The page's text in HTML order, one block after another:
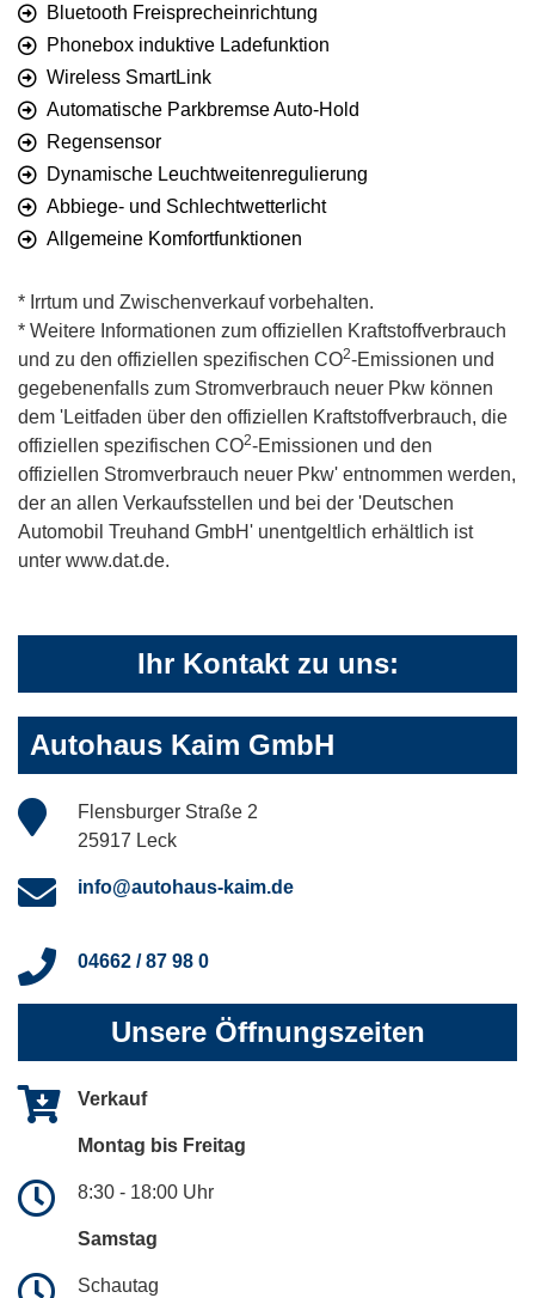
Bluetooth Freisprecheinrichtung
Phonebox induktive Ladefunktion
Wireless SmartLink
Automatische Parkbremse Auto-Hold
Regensensor
Dynamische Leuchtweitenregulierung
Abbiege- und Schlechtwetterlicht
Allgemeine Komfortfunktionen
* Irrtum und Zwischenverkauf vorbehalten.
* Weitere Informationen zum offiziellen Kraftstoffverbrauch
und zu den offiziellen spezifischen CO2-Emissionen und
gegebenenfalls zum Stromverbrauch neuer Pkw können
dem 'Leitfaden über den offiziellen Kraftstoffverbrauch, die
offiziellen spezifischen CO2-Emissionen und den
offiziellen Stromverbrauch neuer Pkw' entnommen werden,
der an allen Verkaufsstellen und bei der 'Deutschen
Automobil Treuhand GmbH' unentgeltlich erhältlich ist
unter www.dat.de.
Ihr Kontakt zu uns:
Autohaus Kaim GmbH
Flensburger Straße 2
25917 Leck
info@autohaus-kaim.de
04662 / 87 98 0
Unsere Öffnungszeiten
Verkauf
Montag bis Freitag
8:30 - 18:00 Uhr
Samstag
Schautag